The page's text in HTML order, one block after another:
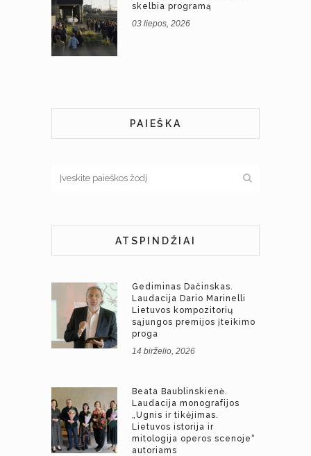
skelbia programą
03 liepos, 2026
PAIEŠKA
ATSPINDŽIAI
Gediminas Dačinskas.
Laudacija Dario Marinelli
Lietuvos kompozitorių
sąjungos premijos įteikimo
proga
14 birželio, 2026
Beata Baublinskienė.
Laudacija monografijos
„Ugnis ir tikėjimas.
Lietuvos istorija ir
mitologija operos scenoje“
autoriams